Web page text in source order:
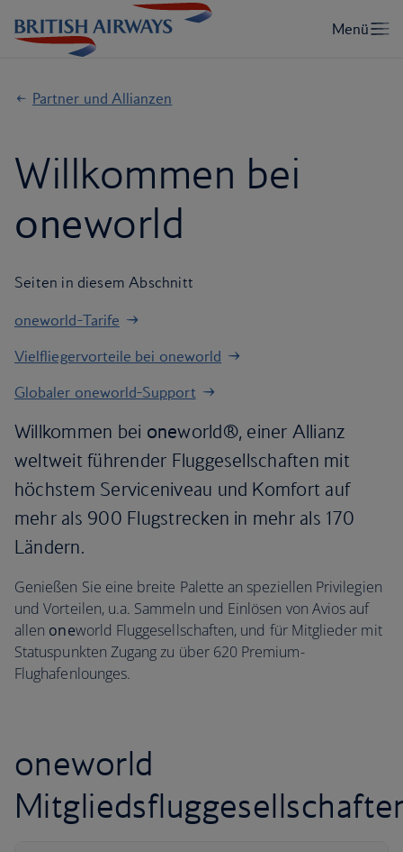
Partner und Allianzen
Willkommen bei
oneworld
Seiten in diesem Abschnitt
oneworld-Tarife
Vielfliegervorteile bei oneworld
Globaler oneworld-Support
Willkommen bei oneworld®, einer Allianz
weltweit führender Fluggesellschaften mit
höchstem Serviceniveau und Komfort auf
mehr als 900 Flugstrecken in mehr als 170
Ländern.
Genießen Sie eine breite Palette an speziellen Privilegien
und Vorteilen, u.a. Sammeln und Einlösen von Avios auf
allen oneworld Fluggesellschaften, und für Mitglieder mit
Statuspunkten Zugang zu über 620 Premium-
Flughafenlounges.
oneworld